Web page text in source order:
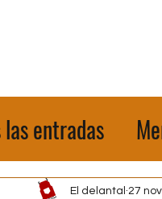
las entradas
El delantal 27